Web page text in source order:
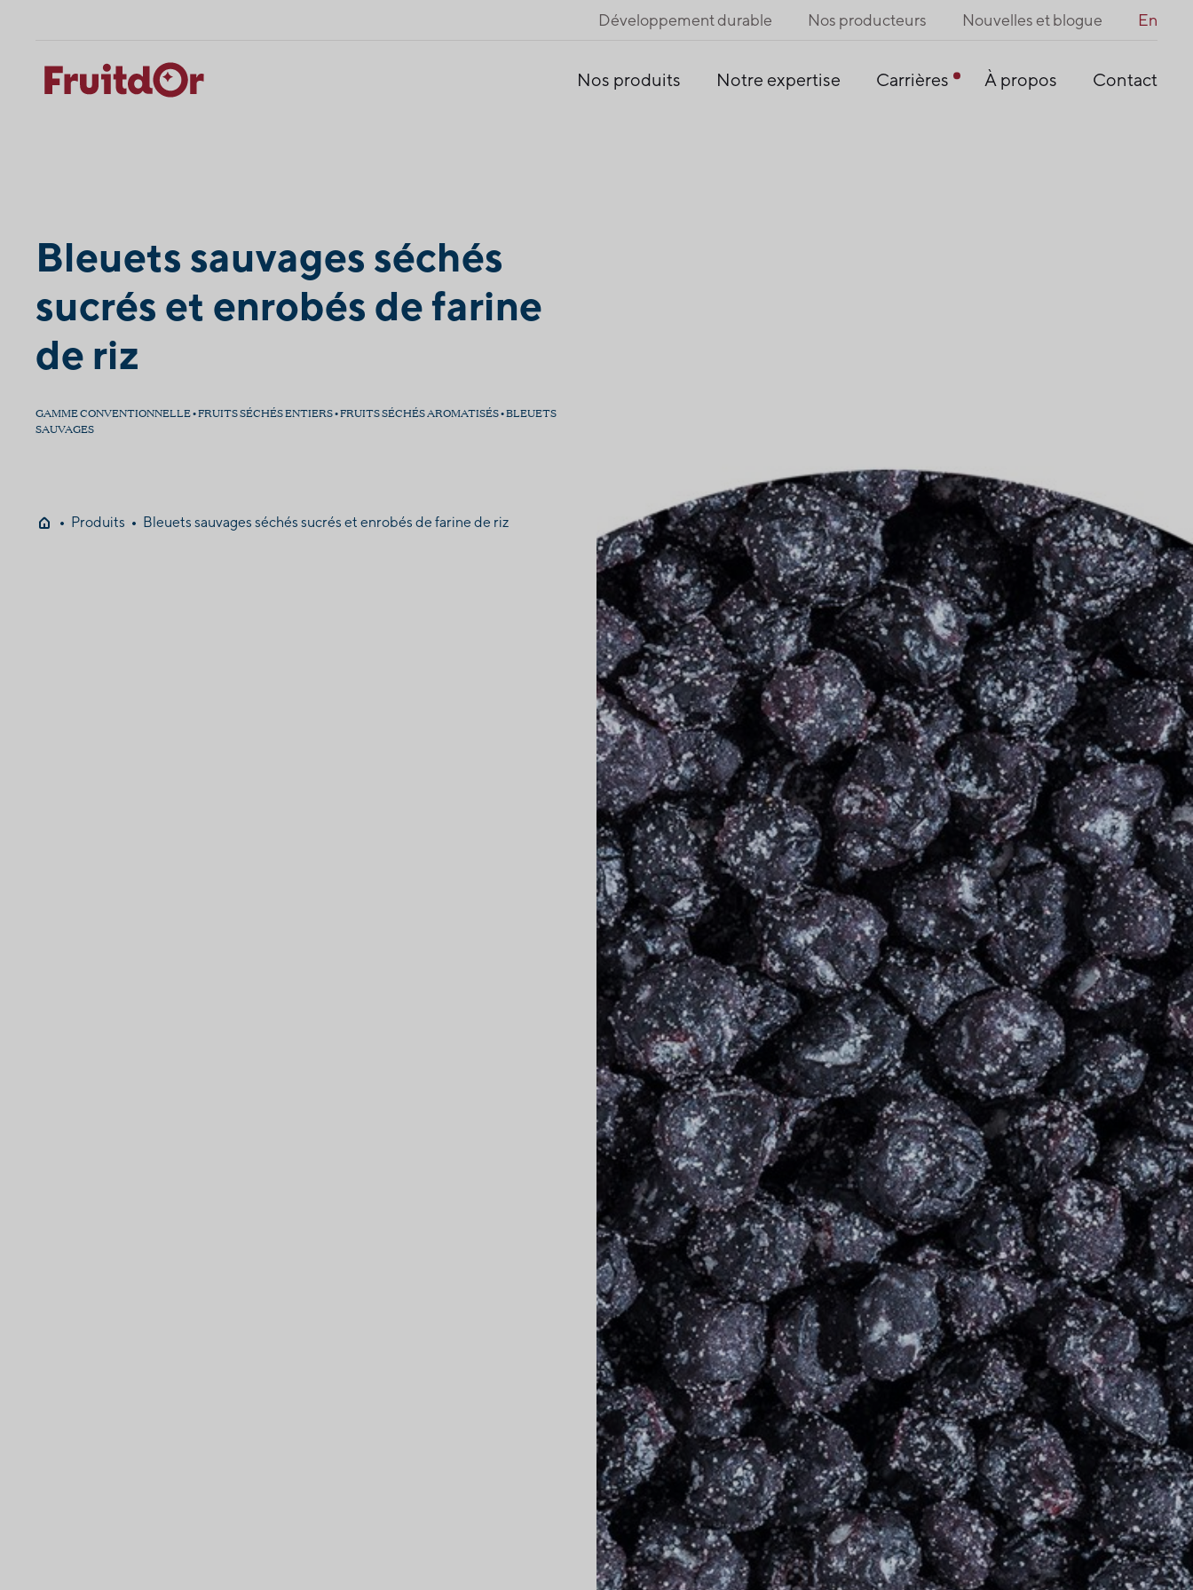
Développement durable Nos producteurs Nouvelles et blogue En
Nos produits Notre expertise Carrières À propos Contact
Bleuets sauvages séchés
sucrés et enrobés de farine
de riz
GAMME CONVENTIONNELLE • FRUITS SÉCHÉS ENTIERS • FRUITS SÉCHÉS AROMATISÉS • BLEUETS
SAUVAGES
Produits Bleuets sauvages séchés sucrés et enrobés de farine de riz